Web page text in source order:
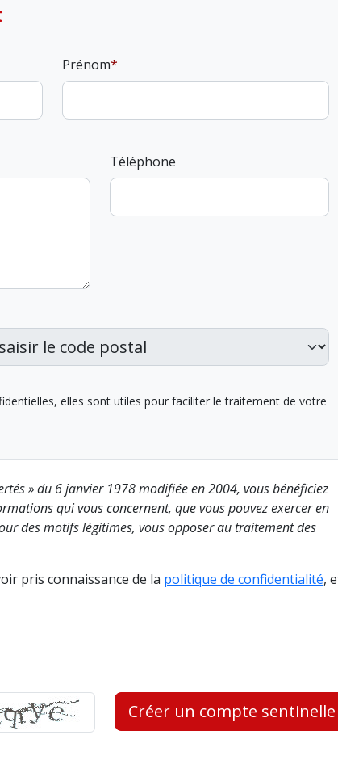
Prénom
Téléphone
elles sont utiles pour faciliter le traitement de votre
» du 6 janvier 1978 modifiée en 2004, vous bénéficiez
qui vous concernent, que vous pouvez exercer en
des motifs légitimes, vous opposer au traitement des
pris connaissance de la politique de confidentialité,
Créer un compte sentinelle